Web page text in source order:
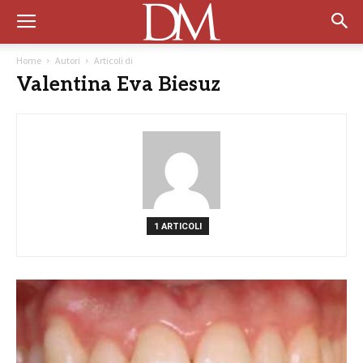
Home Autori Articoli di
Valentina Eva Biesuz
1 ARTICOLI